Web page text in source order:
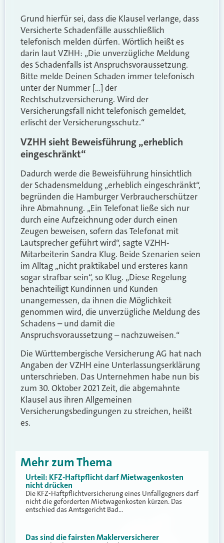
Grund hierfür sei, dass die Klausel verlange, dass
Versicherte Schadenfälle ausschließlich
telefonisch melden dürfen. Wörtlich heißt es
darin laut VZHH: „Die unverzügliche Meldung
des Schadenfalls ist Anspruchsvoraussetzung.
Bitte melde Deinen Schaden immer telefonisch
unter der Nummer […] der
Rechtschutzversicherung. Wird der
Versicherungsfall nicht telefonisch gemeldet,
erlischt der Versicherungsschutz.“
VZHH sieht Beweisführung „erheblich
eingeschränkt“
Dadurch werde die Beweisführung hinsichtlich
der Schadensmeldung „erheblich eingeschränkt“,
begründen die Hamburger Verbraucherschützer
ihre Abmahnung. „Ein Telefonat ließe sich nur
durch eine Aufzeichnung oder durch einen
Zeugen beweisen, sofern das Telefonat mit
Lautsprecher geführt wird“, sagte VZHH-
Mitarbeiterin Sandra Klug. Beide Szenarien seien
im Alltag „nicht praktikabel und ersteres kann
sogar strafbar sein“, so Klug. „Diese Regelung
benachteiligt Kundinnen und Kunden
unangemessen, da ihnen die Möglichkeit
genommen wird, die unverzügliche Meldung des
Schadens – und damit die
Anspruchsvoraussetzung – nachzuweisen.“
Die Württembergische Versicherung AG hat nach
Angaben der VZHH eine Unterlassungserklärung
unterschrieben. Das Unternehmen habe nun bis
zum 30. Oktober 2021 Zeit, die abgemahnte
Klausel aus ihren Allgemeinen
Versicherungsbedingungen zu streichen, heißt
es.
Mehr zum Thema
Urteil: KFZ-Haftpflicht darf Mietwagenkosten
nicht drücken
Die KFZ-Haftpflichtversicherung eines Unfallgegners darf
nicht die geforderten Mietwagenkosten kürzen. Das
entschied das Amtsgericht Bad…
Das sind die fairsten Maklerversicherer